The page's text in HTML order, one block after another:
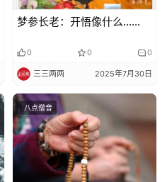
梦参长老：开悟像什么……
0 0 0
三三两两 2025年7月30日
八点僧音